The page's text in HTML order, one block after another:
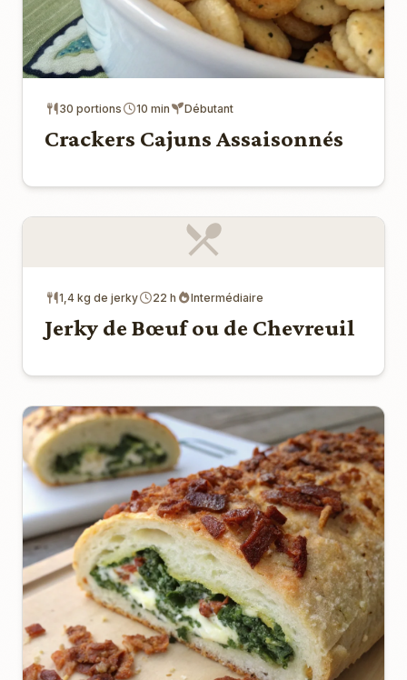
30 portions 10 min Débutant
Crackers Cajuns Assaisonnés
1,4 kg de jerky 22 h Intermédiaire
Jerky de Bœuf ou de Chevreuil